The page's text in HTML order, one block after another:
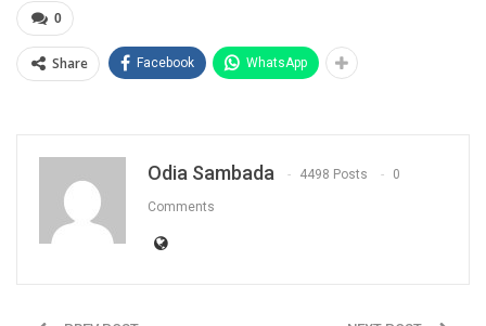
0
Share Facebook WhatsApp
Odia Sambada 4498 Posts 0
Comments